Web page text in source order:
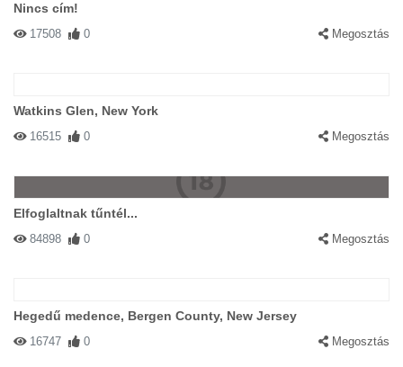
Nincs cím!
17508 0 Megosztás
Watkins Glen, New York
16515 0 Megosztás
Elfoglaltnak tűntél...
84898 0 Megosztás
Hegedű medence, Bergen County, New Jersey
16747 0 Megosztás